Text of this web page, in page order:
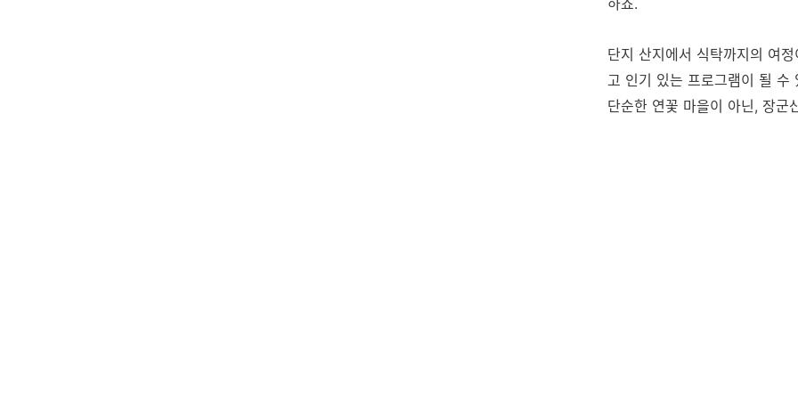
단지 산지에서 식탁까지의 여
고 인기 있는 프로그램이 될
단순한 연꽃 마을이 아닌, 장군